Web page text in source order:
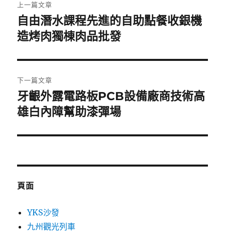
章
導
覽
上一篇文章
上
一
文
章:
自由潛水課程先進的自助點餐收銀機
造烤肉獨棟肉品批發
下一篇文章
下
一
文
牙齦外露電路板PCB設備廠商技術高
雄白內障幫助漆彈場
頁面
YKS沙發
九州觀光列車